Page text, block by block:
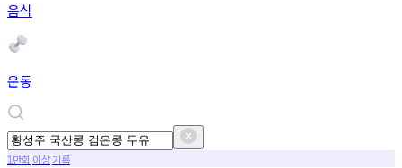
음식
운동
1 만회 이상기록